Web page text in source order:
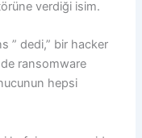
verdiği isim.
” dedi,” bir hacker
ransomware
hepsi